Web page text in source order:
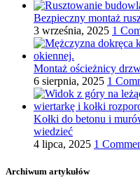
Bezpieczny montaż
3 września, 2025 1
Montaż ościeżnicy
6 sierpnia, 2025 1
Kołki do betonu i
wiedzieć
4 lipca, 2025 1
Archiwum artykułów